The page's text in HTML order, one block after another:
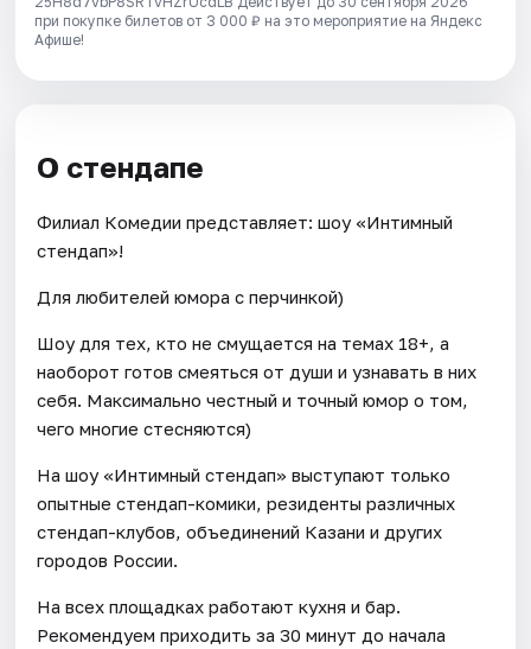
при покупке билетов от 3 000 ₽ на это мероприятие на Яндекс
Афише!
О стендапе
Филиал Комедии представляет: шоу «Интимный
стендап»!
Для любителей юмора с перчинкой)
Шоу для тех, кто не смущается на темах 18+, а
наоборот готов смеяться от души и узнавать в них
себя. Максимально честный и точный юмор о том,
чего многие стесняются)
На шоу «Интимный стендап» выступают только
опытные стендап-комики, резиденты различных
стендап-клубов, объединений Казани и других
городов России.
На всех площадках работают кухня и бар.
Рекомендуем приходить за 30 минут до начала